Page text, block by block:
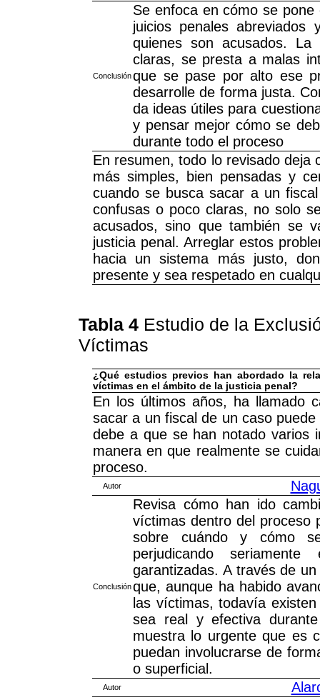
Conclusión
Se enfoca en cómo se
juicios penales
quienes son acusados.
claras, se presta a malas
que se pase por alto ese
desarrolle de forma justa.
da ideas útiles para
y pensar mejor cómo se
durante todo el proceso
En resumen, todo lo revisado deja
más simples, bien pensadas y
cuando se busca sacar a un
confusas o poco claras, no solo
acusados, sino que también se
justicia penal. Arreglar estos
hacia un sistema más justo,
presente y sea respetado en
Tabla 4 Estudio de la
Víctimas
¿Qué estudios previos han abordado la
víctimas en el ámbito de la justicia penal?
En los últimos años, ha llamado
sacar a un fiscal de un caso
debe a que se han notado varios
manera en que realmente se
proceso.
Autor
Conclusión
Revisa cómo han ido
víctimas dentro del proceso
sobre cuándo y cómo
perjudicando
garantizadas. A través de
que, aunque ha habido
las víctimas, todavía
sea real y efectiva
muestra lo urgente que es
puedan involucrarse de
o superficial.
Autor